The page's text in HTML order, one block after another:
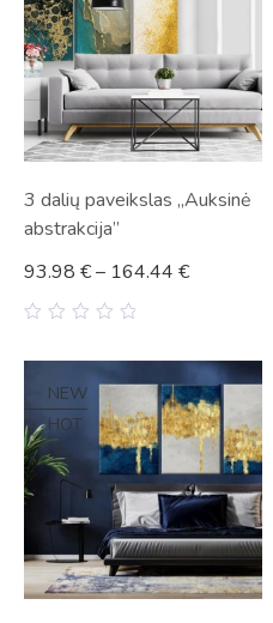
3 dalių paveikslas „Auksinė
abstrakcija”
93.98 €– 164.44 €
NEW
HOT